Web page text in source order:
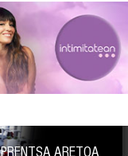
PRENTSA ARETOA